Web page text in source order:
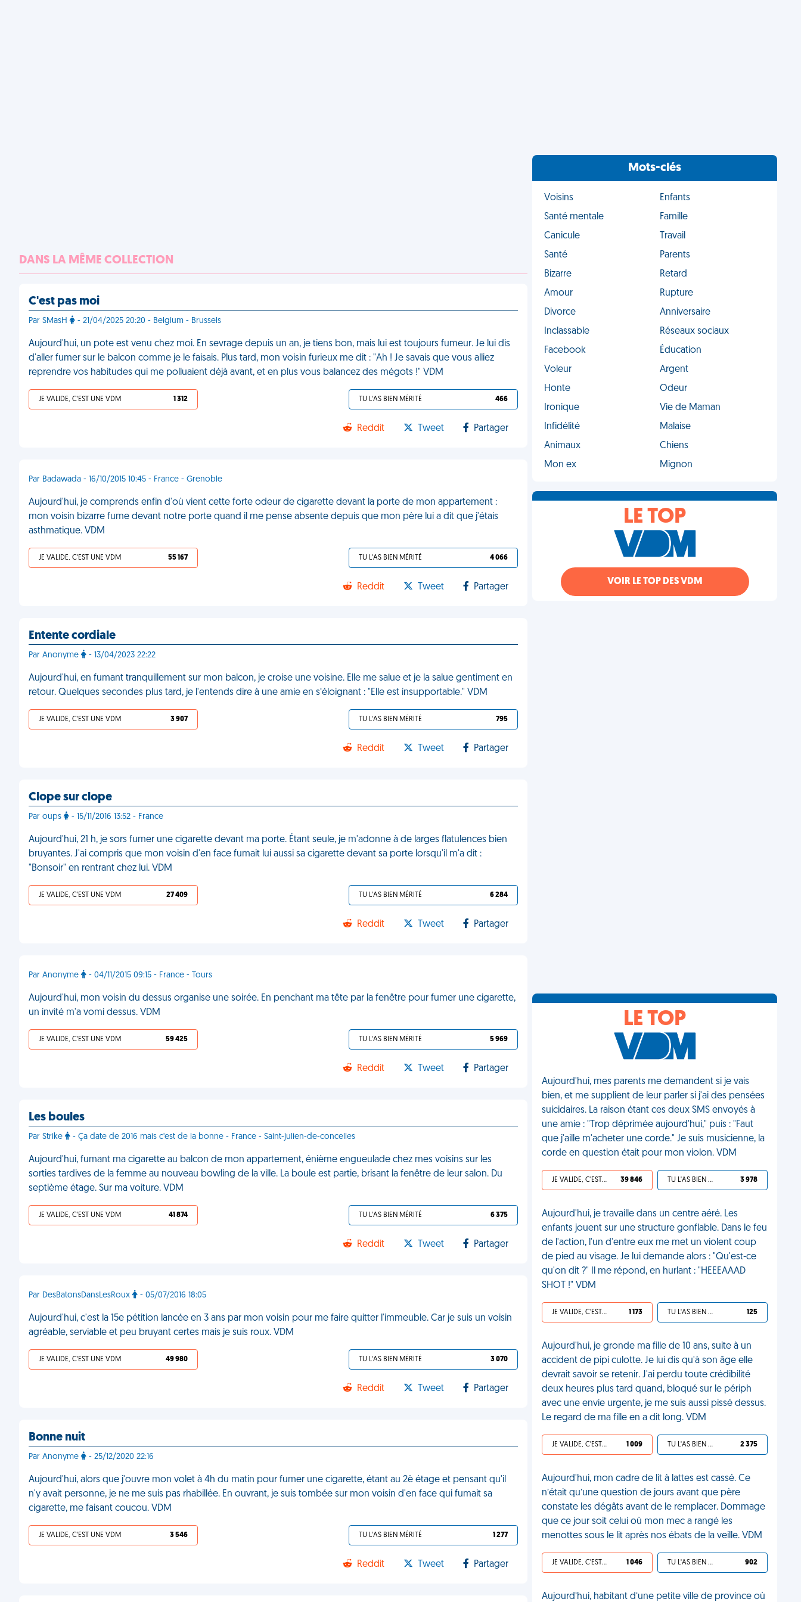
DANS LA MÊME COLLECTION
C'est pas moi
Par SMasH - 21/04/2025 20:20 - Belgium - Brussels
Aujourd'hui, un pote est venu chez moi. En sevrage depuis un an, je tiens bon, mais lui est toujours fumeur. Je lui dis
d'aller fumer sur le balcon comme je le faisais. Plus tard, mon voisin furieux me dit : "Ah ! Je savais que vous alliez
reprendre vos habitudes qui me polluaient déjà avant, et en plus vous balancez des mégots !" VDM
JE VALIDE, C'EST UNE VDM 1 312 TU L'AS BIEN MÉRITÉ 466
Reddit Tweet Partager
Par Badawada - 16/10/2015 10:45 - France - Grenoble
Aujourd'hui, je comprends enfin d'où vient cette forte odeur de cigarette devant la porte de mon appartement :
mon voisin bizarre fume devant notre porte quand il me pense absente depuis que mon père lui a dit que j'étais
asthmatique. VDM
JE VALIDE, C'EST UNE VDM 55 167 TU L'AS BIEN MÉRITÉ 4 066
Reddit Tweet Partager
Entente cordiale
Par Anonyme - 13/04/2023 22:22
Aujourd'hui, en fumant tranquillement sur mon balcon, je croise une voisine. Elle me salue et je la salue gentiment en
retour. Quelques secondes plus tard, je l'entends dire à une amie en s’éloignant : "Elle est insupportable." VDM
JE VALIDE, C'EST UNE VDM 3 907 TU L'AS BIEN MÉRITÉ 795
Reddit Tweet Partager
Clope sur clope
Par oups - 15/11/2016 13:52 - France
Aujourd'hui, 21 h, je sors fumer une cigarette devant ma porte. Étant seule, je m'adonne à de larges flatulences bien
bruyantes. J'ai compris que mon voisin d'en face fumait lui aussi sa cigarette devant sa porte lorsqu'il m'a dit :
"Bonsoir" en rentrant chez lui. VDM
JE VALIDE, C'EST UNE VDM 27 409 TU L'AS BIEN MÉRITÉ 6 284
Reddit Tweet Partager
Par Anonyme - 04/11/2015 09:15 - France - Tours
Aujourd'hui, mon voisin du dessus organise une soirée. En penchant ma tête par la fenêtre pour fumer une cigarette,
un invité m'a vomi dessus. VDM
JE VALIDE, C'EST UNE VDM 59 425 TU L'AS BIEN MÉRITÉ 5 969
Reddit Tweet Partager
Les boules
Par Strike - Ça date de 2016 mais c'est de la bonne - France - Saint-julien-de-concelles
Aujourd'hui, fumant ma cigarette au balcon de mon appartement, énième engueulade chez mes voisins sur les
sorties tardives de la femme au nouveau bowling de la ville. La boule est partie, brisant la fenêtre de leur salon. Du
septième étage. Sur ma voiture. VDM
JE VALIDE, C'EST UNE VDM 41 874 TU L'AS BIEN MÉRITÉ 6 375
Reddit Tweet Partager
Par DesBatonsDansLesRoux - 05/07/2016 18:05
Aujourd'hui, c'est la 15e pétition lancée en 3 ans par mon voisin pour me faire quitter l'immeuble. Car je suis un voisin
agréable, serviable et peu bruyant certes mais je suis roux. VDM
JE VALIDE, C'EST UNE VDM 49 980 TU L'AS BIEN MÉRITÉ 3 070
Reddit Tweet Partager
Bonne nuit
Par Anonyme - 25/12/2020 22:16
Aujourd'hui, alors que j'ouvre mon volet à 4h du matin pour fumer une cigarette, étant au 2è étage et pensant qu'il
n'y avait personne, je ne me suis pas rhabillée. En ouvrant, je suis tombée sur mon voisin d'en face qui fumait sa
cigarette, me faisant coucou. VDM
JE VALIDE, C'EST UNE VDM 3 546 TU L'AS BIEN MÉRITÉ 1 277
Reddit Tweet Partager
Mots-clés
Voisins
Enfants
Santé mentale
Famille
Canicule
Travail
Santé
Parents
Bizarre
Retard
Amour
Rupture
Divorce
Anniversaire
Inclassable
Réseaux sociaux
Facebook
Éducation
Voleur
Argent
Honte
Odeur
Ironique
Vie de Maman
Infidélité
Malaise
Animaux
Chiens
Mon ex
Mignon
LE TOP
VOIR LE TOP DES VDM
LE TOP
Aujourd'hui, mes parents me demandent si je vais
bien, et me supplient de leur parler si j'ai des pensées
suicidaires. La raison étant ces deux SMS envoyés à
une amie : "Trop déprimée aujourd'hui," puis : "Faut
que j'aille m'acheter une corde." Je suis musicienne, la
corde en question était pour mon violon. VDM
JE VALIDE, C'EST UNE VDM 39 846 TU L'AS BIEN MÉRITÉ 3 978
Aujourd'hui, je travaille dans un centre aéré. Les
enfants jouent sur une structure gonflable. Dans le feu
de l'action, l'un d'entre eux me met un violent coup
de pied au visage. Je lui demande alors : "Qu'est-ce
qu'on dit ?" Il me répond, en hurlant : "HEEEAAAD
SHOT !" VDM
JE VALIDE, C'EST UNE VDM 1 173 TU L'AS BIEN MÉRITÉ 125
Aujourd'hui, je gronde ma fille de 10 ans, suite à un
accident de pipi culotte. Je lui dis qu'à son âge elle
devrait savoir se retenir. J'ai perdu toute crédibilité
deux heures plus tard quand, bloqué sur le périph
avec une envie urgente, je me suis aussi pissé dessus.
Le regard de ma fille en a dit long. VDM
JE VALIDE, C'EST UNE VDM 1 009 TU L'AS BIEN MÉRITÉ 2 375
Aujourd'hui, mon cadre de lit à lattes est cassé. Ce
n’était qu’une question de jours avant que père
constate les dégâts avant de le remplacer. Dommage
que ce jour soit celui où mon mec a rangé les
menottes sous le lit après nos ébats de la veille. VDM
JE VALIDE, C'EST UNE VDM 1 046 TU L'AS BIEN MÉRITÉ 902
Aujourd’hui, habitant d’une petite ville de province où